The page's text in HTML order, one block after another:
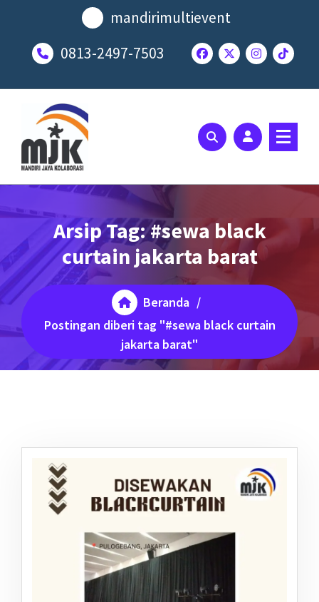
mandirimultievent
0813-2497-7503
Arsip Tag: #sewa black
curtain jakarta barat
Beranda /
Postingan diberi tag "#sewa black curtain
jakarta barat"